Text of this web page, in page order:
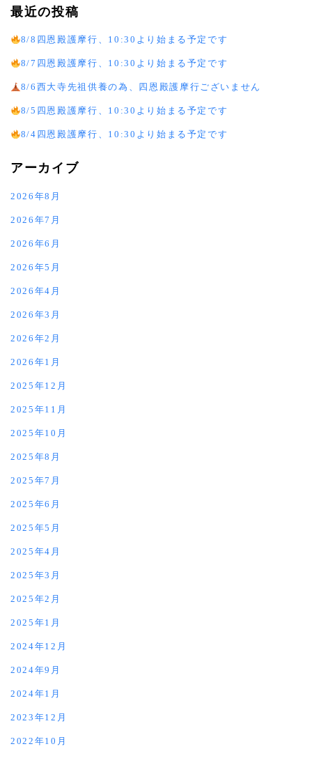
最近の投稿
8/8四恩殿護摩行、10:30より始まる予定です
8/7四恩殿護摩行、10:30より始まる予定です
8/6西大寺先祖供養の為、四恩殿護摩行ございません
8/5四恩殿護摩行、10:30より始まる予定です
8/4四恩殿護摩行、10:30より始まる予定です
アーカイブ
2026年8月
2026年7月
2026年6月
2026年5月
2026年4月
2026年3月
2026年2月
2026年1月
2025年12月
2025年11月
2025年10月
2025年8月
2025年7月
2025年6月
2025年5月
2025年4月
2025年3月
2025年2月
2025年1月
2024年12月
2024年9月
2024年1月
2023年12月
2022年10月